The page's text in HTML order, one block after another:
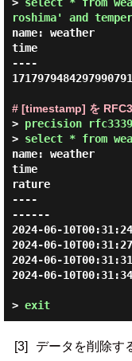
roshima' and
name: weather
time
----
# [timestamp] を
> precision rfc3339
> select * from
name: weather
time
rature
----
------
2024-06-
2024-06-
2024-06-
2024-06-
> exit
[3] データを削除す